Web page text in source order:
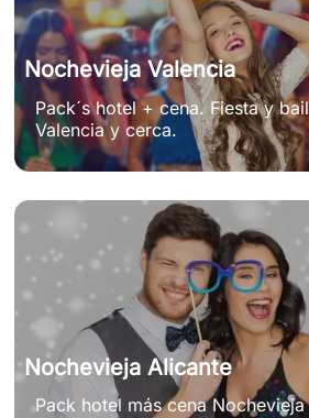
Nochevieja Valencia
Pack´s hotel + cena. Fiesta y
Valencia y cerca.
Nochevieja Alicante
Pack hotel más cena